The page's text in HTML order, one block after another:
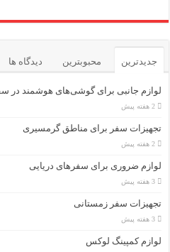
جدیدترین محبوبترین دیدگاه ها
لوازم جانبی برای گوشی‌های هوشمند در
2 هفته پیش
تجهیزات سفر برای مناطق گرمسیری
2 هفته پیش
لوازم ضروری برای سفرهای دریایی
3 هفته پیش
تجهیزات سفر زمستانی
3 هفته پیش
لوازم کمپینگ لوکس